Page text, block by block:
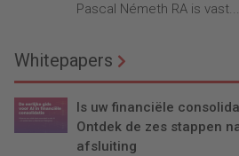
Pascal Németh RA is vast...
Whitepapers
Is uw financiële
Ontdek de zes stappen
afsluiting